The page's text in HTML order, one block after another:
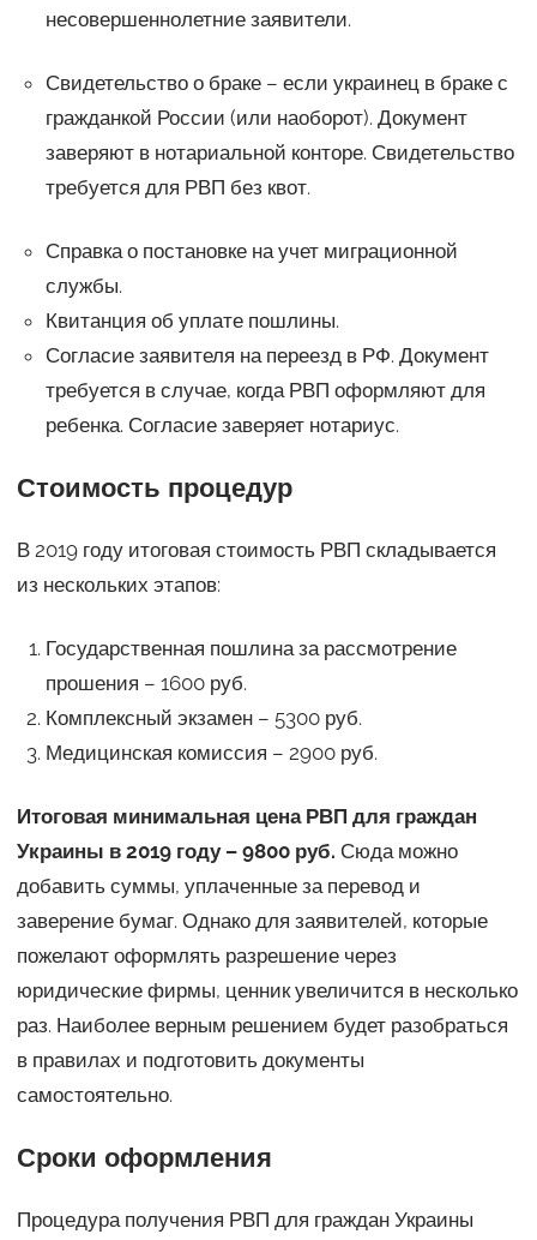
несовершеннолетние заявители.
Свидетельство о браке – если украинец в браке с
гражданкой России (или наоборот). Документ
заверяют в нотариальной конторе. Свидетельство
требуется для РВП без квот.
Справка о постановке на учет миграционной
службы.
Квитанция об уплате пошлины.
Согласие заявителя на переезд в РФ. Документ
требуется в случае, когда РВП оформляют для
ребенка. Согласие заверяет нотариус.
Стоимость процедур
В 2019 году итоговая стоимость РВП складывается
из нескольких этапов:
Государственная пошлина за рассмотрение
прошения – 1600 руб.
Комплексный экзамен – 5300 руб.
Медицинская комиссия – 2900 руб.
Итоговая минимальная цена РВП для граждан
Украины в 2019 году – 9800 руб. Сюда можно
добавить суммы, уплаченные за перевод и
заверение бумаг. Однако для заявителей, которые
пожелают оформлять разрешение через
юридические фирмы, ценник увеличится в несколько
раз. Наиболее верным решением будет разобраться
в правилах и подготовить документы
самостоятельно.
Сроки оформления
Процедура получения РВП для граждан Украины